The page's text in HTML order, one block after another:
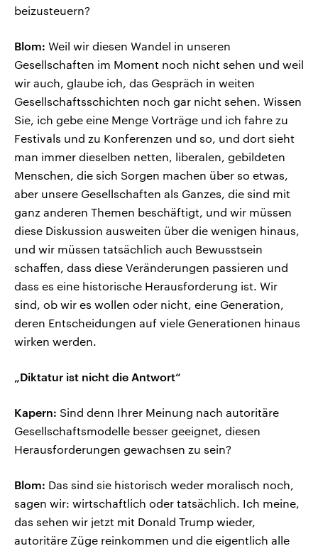
beizusteuern?
Blom: Weil wir diesen Wandel in unseren
Gesellschaften im Moment noch nicht sehen und weil
wir auch, glaube ich, das Gespräch in weiten
Gesellschaftsschichten noch gar nicht sehen. Wissen
Sie, ich gebe eine Menge Vorträge und ich fahre zu
Festivals und zu Konferenzen und so, und dort sieht
man immer dieselben netten, liberalen, gebildeten
Menschen, die sich Sorgen machen über so etwas,
aber unsere Gesellschaften als Ganzes, die sind mit
ganz anderen Themen beschäftigt, und wir müssen
diese Diskussion ausweiten über die wenigen hinaus,
und wir müssen tatsächlich auch Bewusstsein
schaffen, dass diese Veränderungen passieren und
dass es eine historische Herausforderung ist. Wir
sind, ob wir es wollen oder nicht, eine Generation,
deren Entscheidungen auf viele Generationen hinaus
wirken werden.
„Diktatur ist nicht die Antwort“
Kapern: Sind denn Ihrer Meinung nach autoritäre
Gesellschaftsmodelle besser geeignet, diesen
Herausforderungen gewachsen zu sein?
Blom: Das sind sie historisch weder moralisch noch,
sagen wir: wirtschaftlich oder tatsächlich. Ich meine,
das sehen wir jetzt mit Donald Trump wieder,
autoritäre Züge reinkommen und die eigentlich alle